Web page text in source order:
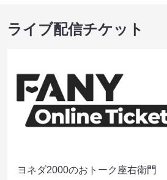
ライブ配信チケット
ヨネダ2000のおトーク座右衛門